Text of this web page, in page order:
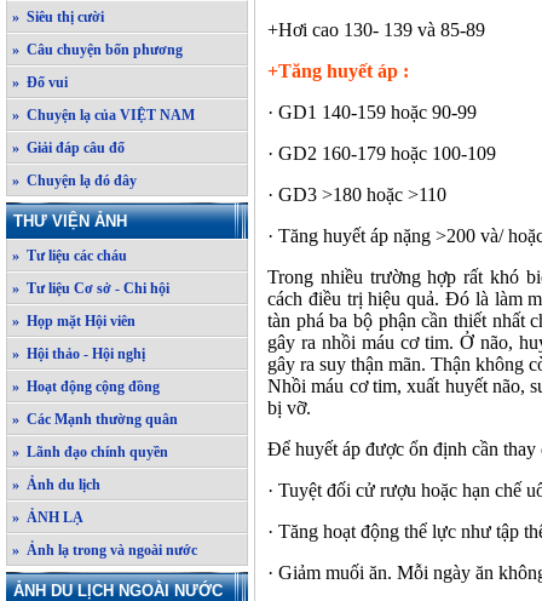
» Siêu thị cười
» Câu chuyện bốn phương
» Đố vui
» Chuyện lạ của VIỆT NAM
» Giải đáp câu đố
» Chuyện lạ đó đây
THƯ VIỆN ẢNH
» Tư liệu các cháu
» Tư liệu Cơ sở - Chi hội
» Họp mặt Hội viên
» Hội thảo - Hội nghị
» Hoạt động cộng đồng
» Các Mạnh thường quân
» Lãnh đạo chính quyền
» Ảnh du lịch
» ẢNH LẠ
» Ảnh lạ trong và ngoài nước
ẢNH DU LỊCH NGOÀI NƯỚC
+Hơi cao 130- 139 và 85-89
+Tăng huyết áp :
· GD1 140-159 hoặc 90-99
· GD2 160-179 hoặc 100-109
· GD3 >180 hoặc >110
· Tăng huyết áp nặng >200 và/
Trong nhiều trường hợp rất khó
cách điều trị hiệu quả. Đó là làm
tàn phá ba bộ phận cần thiết nhất
gây ra nhồi máu cơ tim. Ở não,
gây ra suy thận mãn. Thận không
Nhồi máu cơ tim, xuất huyết não,
bị vỡ.
Để huyết áp được ổn định cần
· Tuyệt đối cử rượu hoặc hạn chế
· Tăng hoạt động thể lực như tập
· Giảm muối ăn. Mỗi ngày ăn